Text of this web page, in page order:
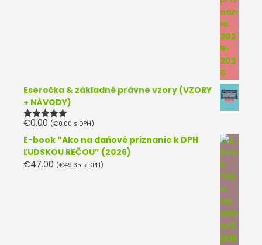
Eseročka & základné právne vzory (VZORY
+ NÁVODY)
Hodnotenie
€0.00 (€0.00 s DPH)
E-book “Ako na daňové priznanie k DPH
ĽUDSKOU REČOU” (2026)
€47.00 (€49.35 s DPH)